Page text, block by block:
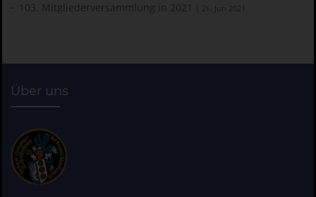
103. Mitgliederversammlung in 2021 | 26. Jun 2021
Über uns